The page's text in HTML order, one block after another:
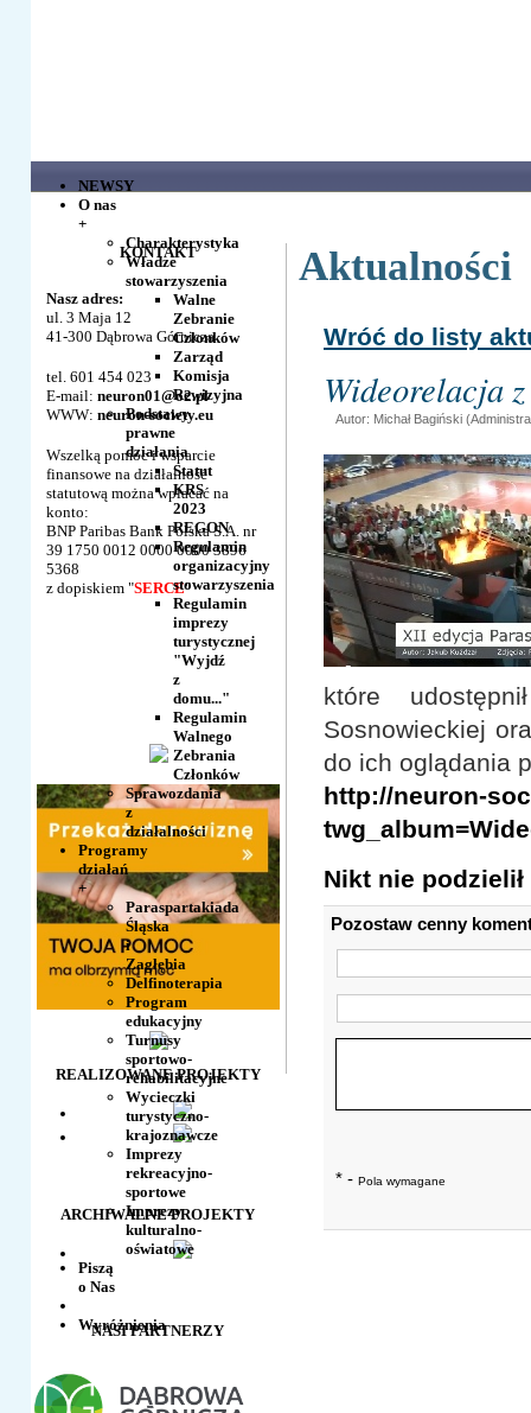
NEWSY
O nas
+
Charakterystyka
Władze
stowarzyszenia
Walne
Zebranie
Członków
Zarząd
Komisja
Rewizyjna
Podstawy
prawne
działania
Statut
KRS
2023
REGON
Regulamin
organizacyjny
stowarzyszenia
Regulamin
imprezy
turystycznej
"Wyjdź
z
domu..."
Regulamin
Walnego
Zebrania
Członków
Sprawozdania
z
działalności
Programy
działań
+
Paraspartakiada
Śląska
i
Zagłębia
Delfinoterapia
Program
edukacyjny
Turnusy
sportowo-
rehabilitacyjne
Wycieczki
turystyczno-
krajoznawcze
Imprezy
rekreacyjno-
sportowe
Imprezy
kulturalno-
oświatowe
Piszą
o Nas
Wyróżnienia
Podziękowania
Referencje
KONTAKT
Nasz adres:
ul. 3 Maja 12
41-300 Dąbrowa Górnicza
tel. 601 454 023
E-mail:neuron01@o2.pl
WWW:neuron-society.eu
Wszelką pomoc i wsparcie
finansowe na działalność
statutową można wpłacać na
konto:
BNP Paribas Bank Polska S.A. nr
39 1750 0012 0000 0000 3896
5368
z dopiskiem "SERCE"
REALIZOWANE PROJEKTY
ARCHIWALNE PROJEKTY
NASI PARTNERZY
Aktualności
Wróć do listy
Wideorelacja
Autor: Michał Bagiński
które
Sosnowieckiej
do ich oglądania
http://neuron-
Nikt nie
Pozostaw cenny
* - Pola wymagane